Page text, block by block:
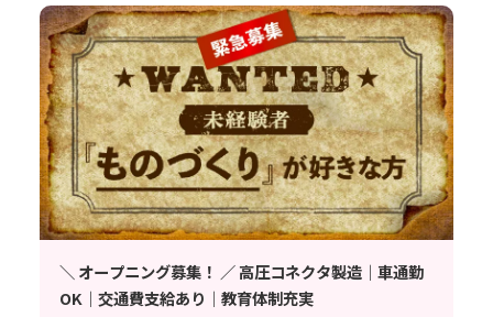
＼ オープニング募集！ ／ 高圧コネクタ製造｜車通勤
OK｜交通費支給あり｜教育体制充実